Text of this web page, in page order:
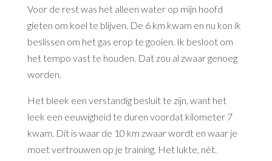
Voor de rest was het alleen water op mijn hoofd
gieten om koel te blijven. De 6 km kwam en nu kon ik
beslissen om het gas erop te gooien. Ik besloot om
het tempo vast te houden. Dat zou al zwaar genoeg
worden.
Het bleek een verstandig besluit te zijn, want het
leek een eeuwigheid te duren voordat kilometer 7
kwam. Dit is waar de 10 km zwaar wordt en waar je
moet vertrouwen op je training. Het lukte, nèt.